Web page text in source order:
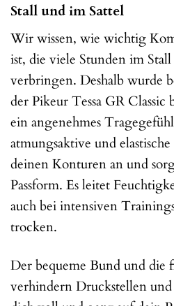
Stall und im Sattel
Wir wissen, wie wichtig
ist, die viele Stunden im
verbringen. Deshalb wurde
der Pikeur Tessa GR
ein angenehmes
atmungsaktive und
deinen Konturen an und
Passform. Es leitet
auch bei intensiven
trocken.
Der bequeme Bund und die
verhindern Druckstellen und